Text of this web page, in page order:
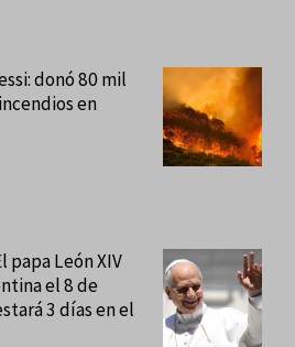
donó 80 mil
en
papa León XIV
el 8 de
3 días en el